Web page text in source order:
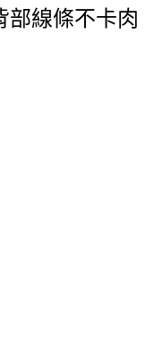
部線條不卡肉